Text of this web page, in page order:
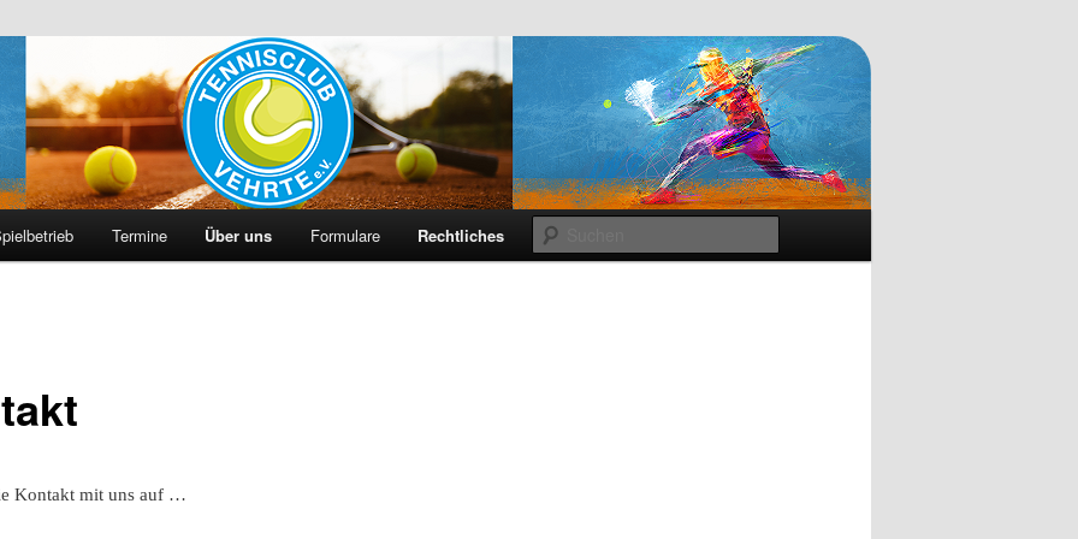
e. V.
Termine Über uns Formulare Rechtliches
Kontakt mit uns auf …